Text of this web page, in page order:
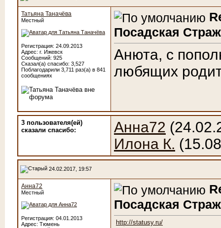
Татьяна Таначёва
Местный
Регистрация: 24.09.2013
Адрес: г. Ижевск
Сообщений: 925
Сказал(а) спасибо: 3,527
Поблагодарили 3,711 раз(а) в 841
сообщениях
Посадская
Анюта, с
любящих
3 пользователя(ей)
сказали cпасибо:
Анна72
Илона К.
24.02.2017, 19:57
Анна72
Местный
Регистрация: 04.01.2013
Адрес: Тюмень
Посадская
http://statusy.ru/